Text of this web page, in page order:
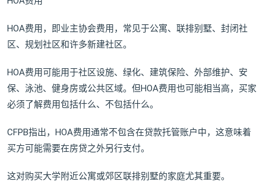
HOA费用，即业主协会费用，常见于公寓、联排别墅、封闭社
区、规划社区和许多新建社区。
HOA费用可能用于社区设施、绿化、建筑保险、外部维护、安
保、泳池、健身房或公共区域。但HOA费用也可能相当高，买家
必须了解费用包括什么、不包括什么。
CFPB指出，HOA费用通常不包含在贷款托管账户中，这意味着
买方可能需要在房贷之外另行支付。
这对购买大学附近公寓或郊区联排别墅的家庭尤其重要。